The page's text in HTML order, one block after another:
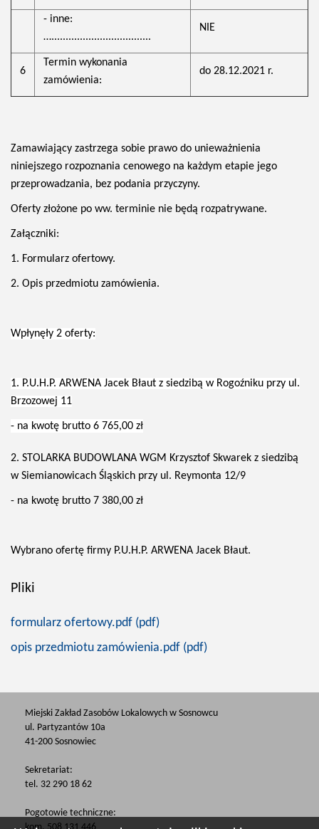
- inne:
…...................................
NIE
6
Termin wykonania
zamówienia:
do 28.12.2021 r.
Zamawiający zastrzega sobie prawo do unieważnienia
niniejszego rozpoznania cenowego na każdym etapie jego
przeprowadzania, bez podania przyczyny.
Oferty złożone po ww. terminie nie będą rozpatrywane.
Załączniki:
1. Formularz ofertowy.
2. Opis przedmiotu zamówienia.
Wpłynęły 2 oferty:
1. P.U.H.P. ARWENA Jacek Błaut z siedzibą w Rogoźniku przy ul.
Brzozowej 11
- na kwotę brutto 6 765,00 zł
2. STOLARKA BUDOWLANA WGM Krzysztof Skwarek z siedzibą
w Siemianowicach Śląskich przy ul. Reymonta 12/9
- na kwotę brutto 7 380,00 zł
Wybrano ofertę firmy P.U.H.P. ARWENA Jacek Błaut.
Pliki
formularz ofertowy.pdf (pdf)
opis przedmiotu zamówienia.pdf (pdf)
Miejski Zakład Zasobów Lokalowych w Sosnowcu
ul. Partyzantów 10a
41-200 Sosnowiec
Sekretariat:
tel. 32 290 18 62
Pogotowie techniczne: